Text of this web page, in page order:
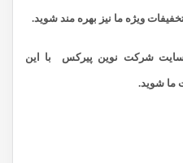
ویژه ما نیز بهره مند شوید.
سایت شرکت نوین پیرکس با این
ما شوید.